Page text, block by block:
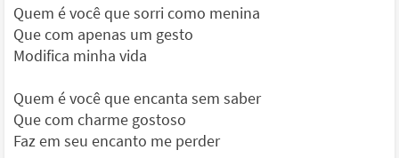
Quem é você que sorri como menina
Que com apenas um gesto
Modifica minha vida
Quem é você que encanta sem saber
Que com charme gostoso
Faz em seu encanto me perder